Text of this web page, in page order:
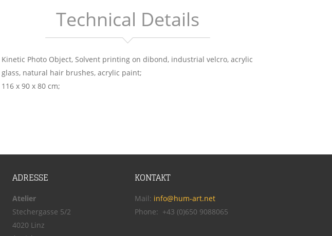
ADRESSE
Atelier
Stechergasse 5/2
4020 Linz
KONTAKT
Mail: info@hum-art.net
Phone:  +43 (0)650 9088065
Technical Details
Kinetic Photo Object, Solvent printing on dibond, industrial velcro, acrylic
glass, natural hair brushes, acrylic paint;
116 x 90 x 80 cm;